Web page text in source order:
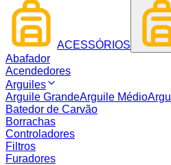
ACESSÓRIOS
Abafador
Acendedores
Arguiles
Arguile GrandeArguile Médio
Batedor de Carvão
Borrachas
Controladores
Filtros
Furadores